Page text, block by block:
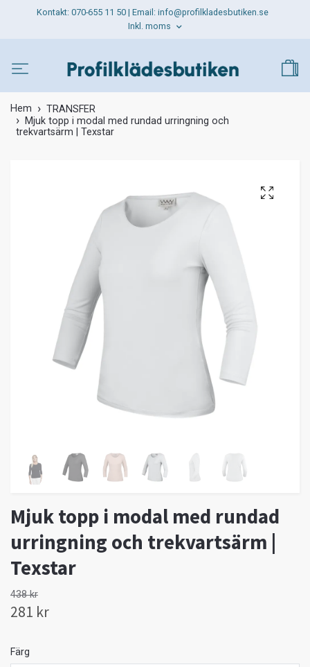
Kontakt: 070-655 11 50 | Email: info@profilkladesbutiken.se
Inkl. moms
Hem
TRANSFER
Mjuk topp i modal med rundad urringning och
trekvartsärm | Texstar
Mjuk topp i modal med rundad
urringning och trekvartsärm |
Texstar
438 kr
281 kr
Färg